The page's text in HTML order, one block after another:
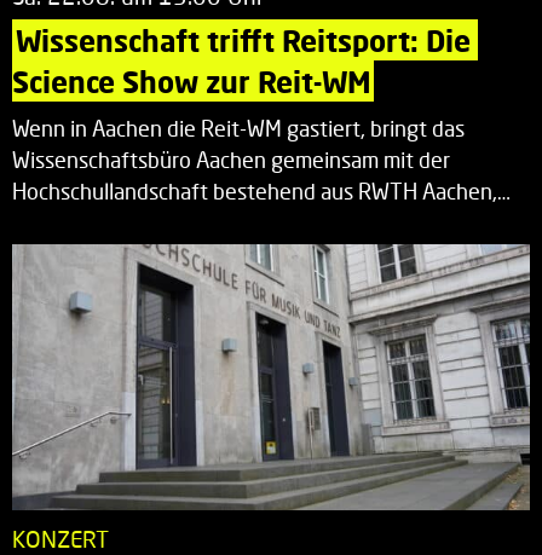
Wissenschaft trifft Reitsport: Die
Science Show zur Reit-WM
Wenn in Aachen die Reit-WM gastiert, bringt das
Wissenschaftsbüro Aachen gemeinsam mit der
Hochschullandschaft bestehend aus RWTH Aachen,…
KONZERT